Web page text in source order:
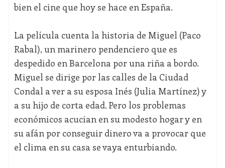
bien el cine que hoy se hace en España.
La película cuenta la historia de Miguel (Paco
Rabal), un marinero pendenciero que es
despedido en Barcelona por una riña a bordo.
Miguel se dirige por las calles de la Ciudad
Condal a ver a su esposa Inés (Julia Martínez) y
a su hijo de corta edad. Pero los problemas
económicos acucian en su modesto hogar y en
su afán por conseguir dinero va a provocar que
el clima en su casa se vaya enturbiando.